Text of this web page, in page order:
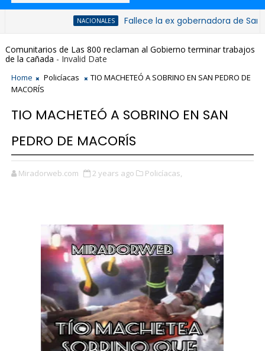
Fallece la ex gobernadora de San
Comunitarios de Las 800 reclaman al Gobierno terminar trabajos
de la cañada - Invalid Date
Home Policíacas
TIO MACHETEÓ A SOBRINO EN SAN PEDRO DE
MACORÍS
TIO MACHETEÓ A SOBRINO EN SAN
PEDRO DE MACORÍS
Miradorweb.com 2 years ago Policíacas,